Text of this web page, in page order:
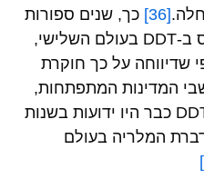
[36]
כך, שנים ספורות
לאחר שהחלו מבצעי הריסוס ב-DDT בעולם השלישי,
שדיווחה על כך חוקרת
המדינות המתפתחות,
למרות שסכנות השימוש ב-DDT כבר היו ידועות בשנות
המלריה בעולם